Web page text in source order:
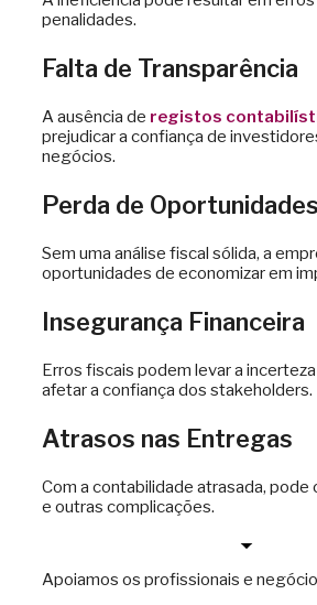
penalidades.
Falta de Transparência
A ausência de registos
prejudicar a confiança de
negócios.
Perda de Oportunidades
Sem uma análise fiscal sólida, a
oportunidades de economizar em
Insegurança Financeira
Erros fiscais podem levar a
afetar a confiança dos stakeholders.
Atrasos nas Entregas
Com a contabilidade atrasada, pode
e outras complicações.
Apoiamos os profissionais e